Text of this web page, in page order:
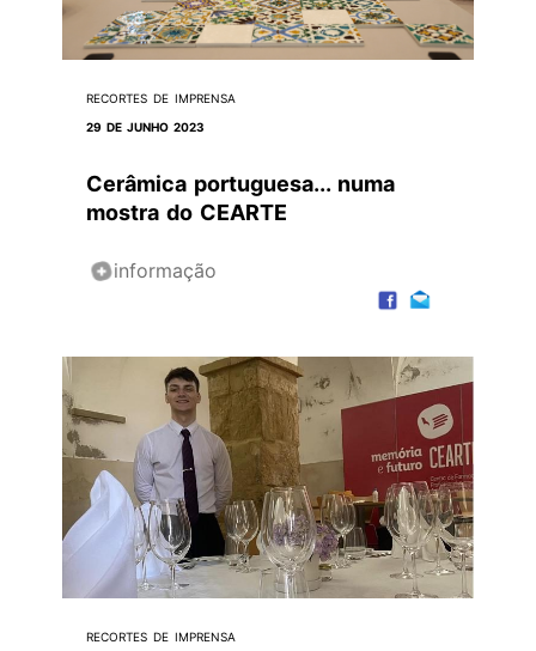
RECORTES DE IMPRENSA
29 DE JUNHO 2023
Cerâmica portuguesa... numa
mostra do CEARTE
informação
RECORTES DE IMPRENSA